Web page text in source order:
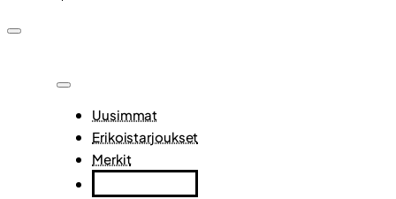
Uusimmat
Erikoistarjoukset
Merkit